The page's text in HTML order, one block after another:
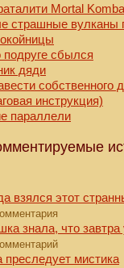
Mortal
страшные вулканы
сбылся
дяди
собственного
инструкция)
параллели
взялся этот
знала, что завтра
преследует мистика